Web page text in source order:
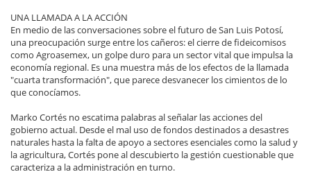
UNA LLAMADA A LA ACCIÓN
En medio de las conversaciones sobre el futuro de San Luis Potosí,
una preocupación surge entre los cañeros: el cierre de fideicomisos
como Agroasemex, un golpe duro para un sector vital que impulsa la
economía regional. Es una muestra más de los efectos de la llamada
"cuarta transformación", que parece desvanecer los cimientos de lo
que conocíamos.
Marko Cortés no escatima palabras al señalar las acciones del
gobierno actual. Desde el mal uso de fondos destinados a desastres
naturales hasta la falta de apoyo a sectores esenciales como la salud y
la agricultura, Cortés pone al descubierto la gestión cuestionable que
caracteriza a la administración en turno.